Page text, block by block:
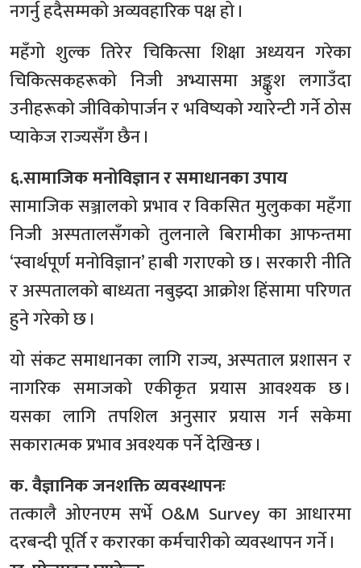
नगर्नु हदैसम्मको अव्यवहारिक पक्ष हो ।
महँगो शुल्क तिरेर चिकित्सा शिक्षा अध्ययन गरेका
चिकित्सकहरूको निजी अभ्यासमा अङ्कुश लगाउँदा
उनीहरूको जीविकोपार्जन र भविष्यको ग्यारेन्टी गर्ने ठोस
प्याकेज राज्यसँग छैन ।
६.सामाजिक मनोविज्ञान र समाधानका उपाय
सामाजिक सञ्जालको प्रभाव र विकसित मुलुकका महँगा
निजी अस्पतालसँगको तुलनाले बिरामीका आफन्तमा
‘स्वार्थपूर्ण मनोविज्ञान’ हाबी गराएको छ । सरकारी नीति
र अस्पतालको बाध्यता नबुझ्दा आक्रोश हिंसामा परिणत
हुने गरेको छ ।
यो संकट समाधानका लागि राज्य, अस्पताल प्रशासन र
नागरिक समाजको एकीकृत प्रयास आवश्यक छ ।
यसका लागि तपशिल अनुसार प्रयास गर्न सकेमा
सकारात्मक प्रभाव अवश्यक पर्ने देखिन्छ ।
क. वैज्ञानिक जनशक्ति व्यवस्थापनः
तत्कालै ओएनएम सर्भे O&M Survey का आधारमा
दरबन्दी पूर्ति र करारका कर्मचारीको व्यवस्थापन गर्ने ।